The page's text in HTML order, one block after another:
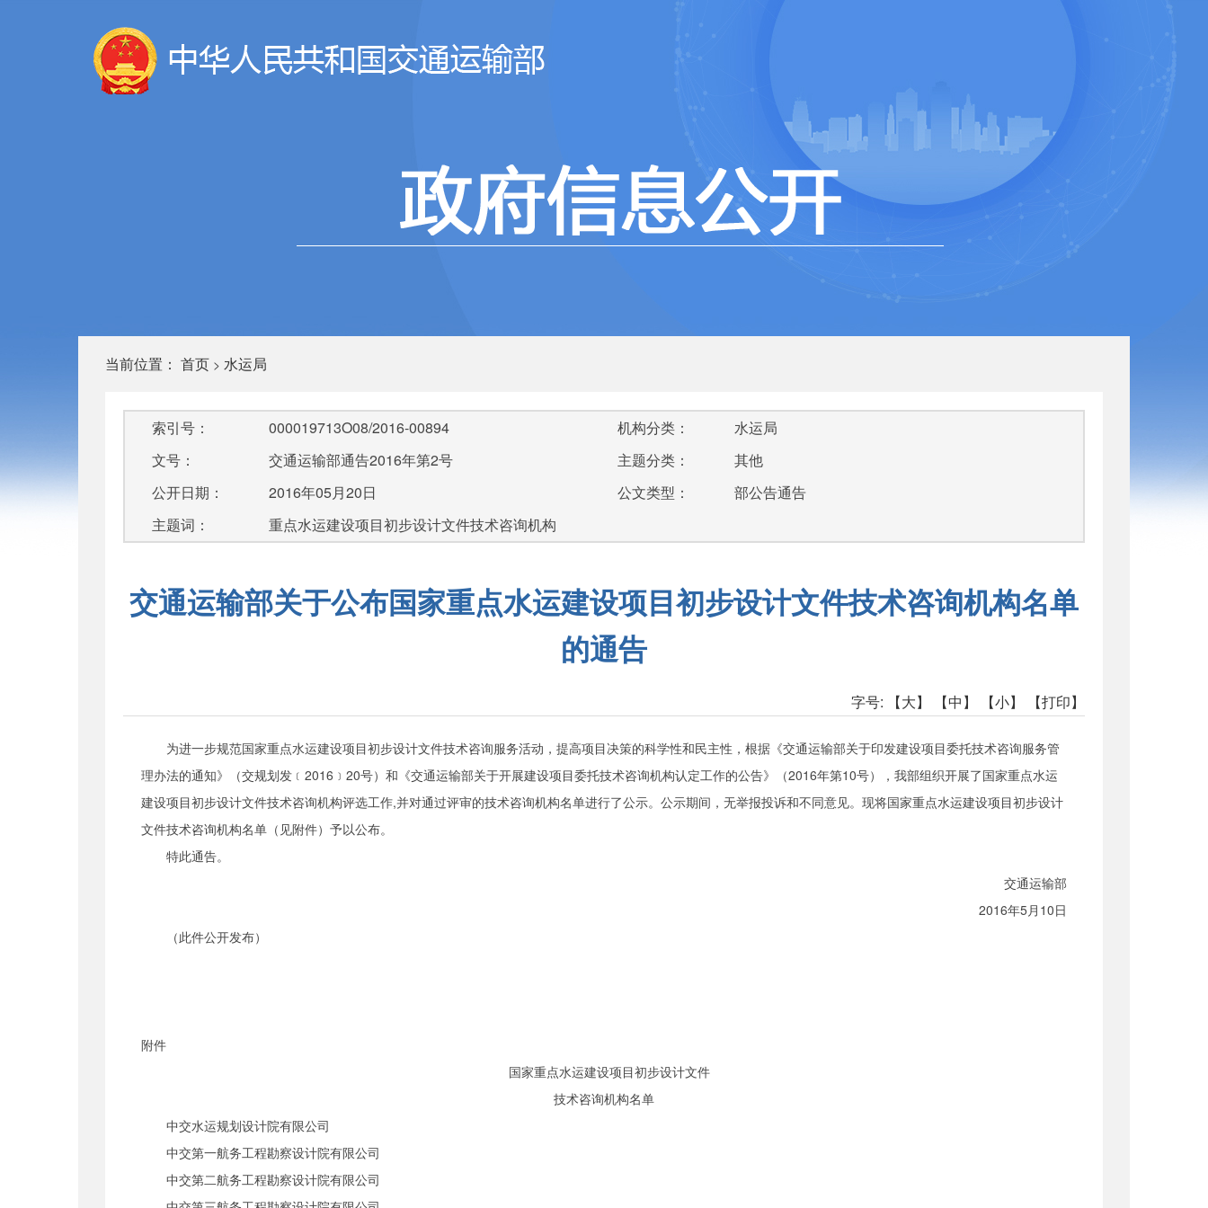
当前位置： 首页 > 水运局
索引号：
000019713O08/2016-00894
文号：
交通运输部通告2016年第2号
公开日期：
2016年05月20日
主题词：
重点水运建设项目初步设计文件技术咨询机构
机构分类：
水运局
主题分类：
其他
公文类型：
部公告通告
交通运输部关于公布国家重点水运建设项目初步设计文件技术咨询机构名单
的通告
字号: 【大】 【中】 【小】 【打印】
为进一步规范国家重点水运建设项目初步设计文件技术咨询服务活动，提高项目决策的科学性和民主性， 根据《交通运输部关于印发建设项目委托技术咨询服务管
理办法的通知》（交规划发﹝2016﹞20号） 和《交通运输部关于开展建设项目委托技术咨询机构认定工作的公告》（2016年第10号） ， 我部组织开展了国家重点水运
建设项目初步设计文件技术咨询机构评选工作,并对通过评审的技术咨询机构名单进行了公示。公示期间，无举报投诉和不同意见。现将国家重点水运建设项目初步设计
文件技术咨询机构名单（见附件）予以公布。
特此通告。
交通运输部
2016年5月 10日
（此件公开发布）
附件
国家重点水运建设项目初步设计文件
技术咨询机构名单
中交水运规划设计院有限公司
中交第一航务工程勘察设计院有限公司
中交第二航务工程勘察设计院有限公司